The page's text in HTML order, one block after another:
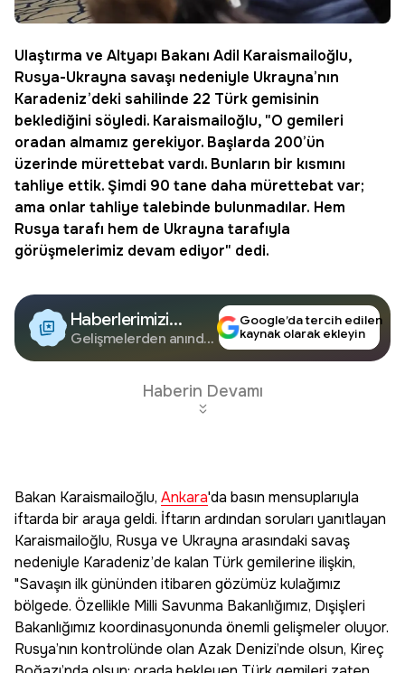
Ulaştırma ve Altyapı Bakanı Adil Karaismailoğlu,
Rusya-Ukrayna savaşı nedeniyle Ukrayna’nın
Karadeniz’deki sahilinde 22 Türk gemisinin
beklediğini söyledi. Karaismailoğlu, "O gemileri
oradan almamız gerekiyor. Başlarda 200’ün
üzerinde mürettebat vardı. Bunların bir kısmını
tahliye ettik. Şimdi 90 tane daha mürettebat var;
ama onlar tahliye talebinde bulunmadılar. Hem
Rusya tarafı hem de Ukrayna tarafıyla
görüşmelerimiz devam ediyor" dedi.
Haberlerimizi
Google'da Takip
Edin
Gelişmelerden anında
Google’da tercih edilen
kaynak olarak ekleyin
Haberin Devamı
Bakan Karaismailoğlu, Ankara'da basın mensuplarıyla
iftarda bir araya geldi. İftarın ardından soruları yanıtlayan
Karaismailoğlu, Rusya ve Ukrayna arasındaki savaş
nedeniyle Karadeniz’de kalan Türk gemilerine ilişkin,
"Savaşın ilk gününden itibaren gözümüz kulağımız
bölgede. Özellikle Milli Savunma Bakanlığımız, Dışişleri
Bakanlığımız koordinasyonunda önemli gelişmeler oluyor.
Rusya’nın kontrolünde olan Azak Denizi’nde olsun, Kireç